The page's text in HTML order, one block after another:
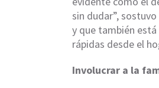
sin dudar”,
y que también
rápidas desde el
Involucrar a la